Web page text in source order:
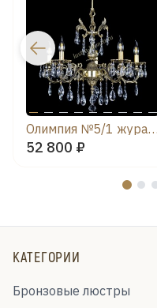
Олимпия №5/1 журавлик
52 800 ₽
КАТЕГОРИИ
Бронзовые люстры